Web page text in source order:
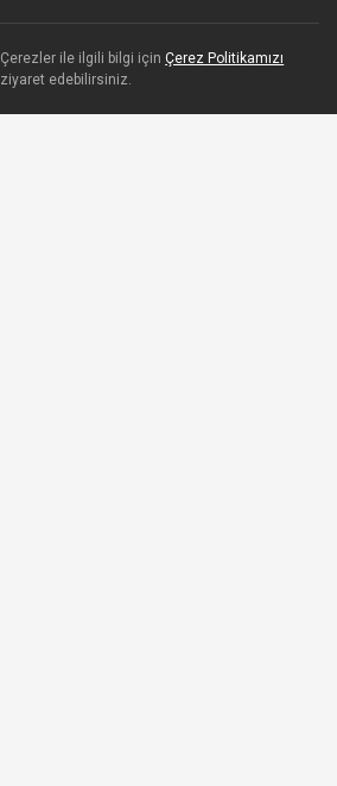
Çerezler ile ilgili bilgi içinÇerez Politikamızı
ziyaret edebilirsiniz.